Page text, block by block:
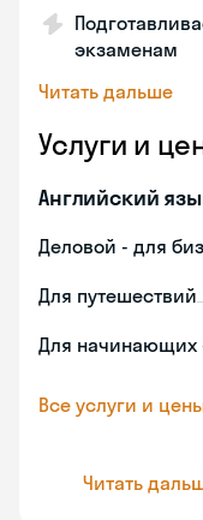
экзаменам
Читать дальше
Услуги и
Английский
Деловой - для
Для путешествий
Для начинающих
Все услуги и
Читать